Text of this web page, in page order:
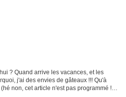
? Quand arrive les vacances, et les
j'ai des envies de gâteaux !!! Qu'à
non, cet article n'est pas programmé !),